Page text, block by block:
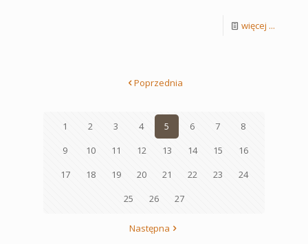
więcej ...
Poprzednia
1 2 3 4 5 6 7
8
9
10 11 12 13 14 15
16
17
18 19 20 21 22 23
24
25
26 27
Następna